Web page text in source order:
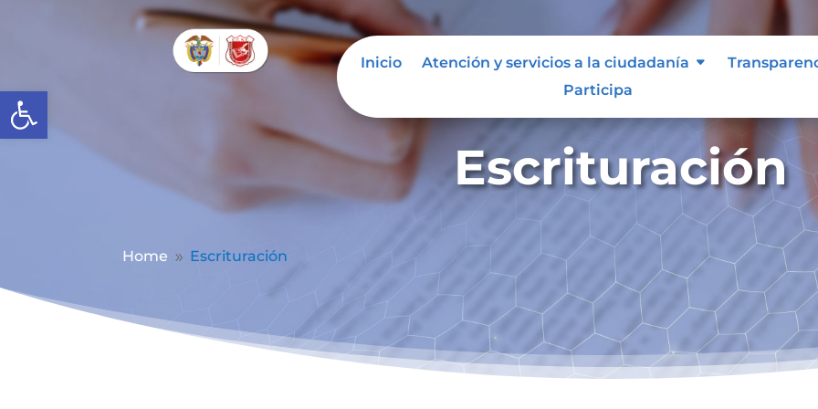
Abrir barra de herramientas
Inicio Atención y servicios a la ciudadanía
Participa
Escrituración
Home 9 Escrituración